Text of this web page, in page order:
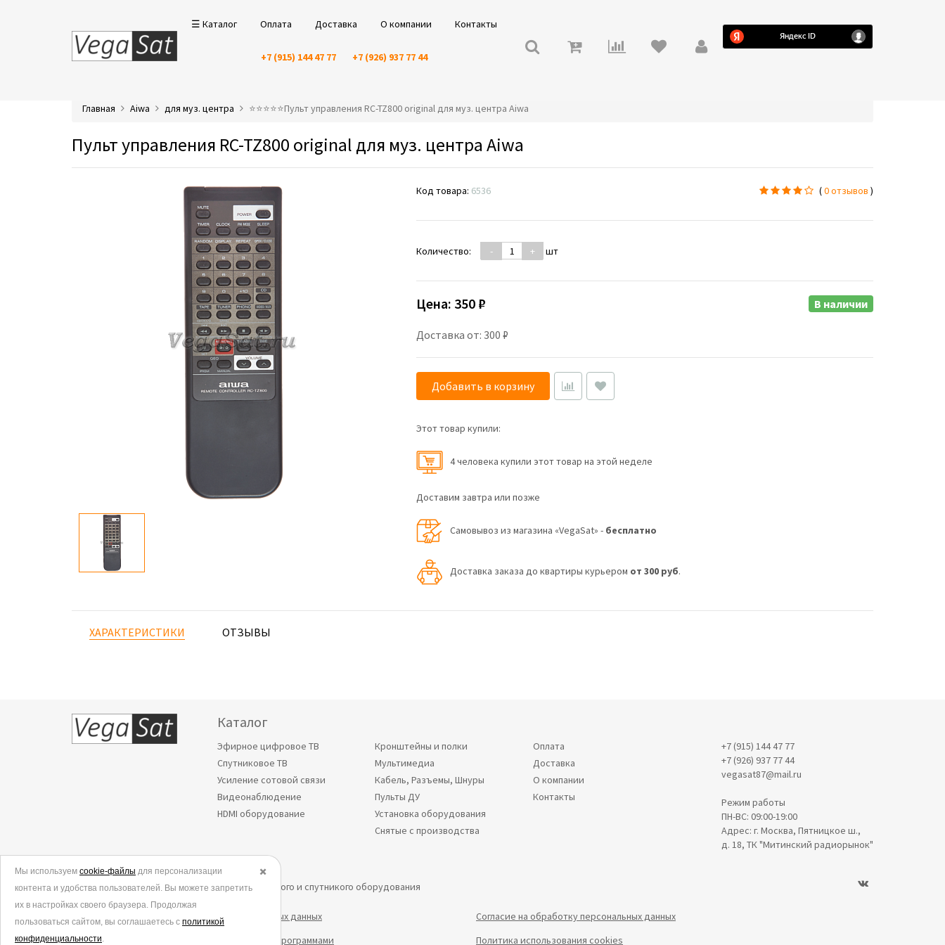
☰ Каталог Оплата Доставка О компании Контакты
+7 (915) 144 47 77 +7 (926) 937 77 44
Главная Aiwa для муз. центра ⭐️⭐️⭐️⭐️⭐️Пульт управления RC-TZ800 original для муз. центра Aiwa
Пульт управления RC-TZ800 original для муз. центра Aiwa
Код товара: 6536 (0 отзывов )
Количество: - + шт
Цена: 350 ₽
Доставка от: 300 ₽
В наличии
Добавить в корзину
Этот товар купили:
4 человекa купили этот товар на этой неделе
Доставим завтра или позже
Самовывоз из магазина «VegaSat» - бесплатно
Доставка заказа до квартиры курьером от 300 руб.
ХАРАКТЕРИСТИКИ ОТЗЫВЫ
Каталог
Эфирное цифровое ТВ
Спутниковое ТВ
Усиление сотовой связи
Видеонаблюдение
HDMI оборудование
Кронштейны и полки
Мультимедиа
Кабель, Разъемы, Шнуры
Пульты ДУ
Установка оборудования
Снятые с производства
Оплата
Доставка
О компании
Контакты
+7 (915) 144 47 77
+7 (926) 937 77 44
vegasat87@mail.ru
Режим работы
ПН-ВС: 09:00-19:00
Адрес: г. Москва, Пятницкое ш.,
д. 18, ТК "Митинский радиорынок"
© 2006-2026.
Все права защищены. Интернет-магазин эфирного и спутникого оборудования
Политика в отношении обработки персональных данных
Согласие на обработку персональных данных
Согласие на обработку данных метрическими программами
Политика использования cookies
✖️
Мы используем cookie-файлы для персонализации
контента и удобства пользователей. Вы можете запретить
их в настройках своего браузера. Продолжая
пользоваться сайтом, вы соглашаетесь с политикой
конфиденциальности.